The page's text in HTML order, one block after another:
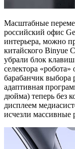
Масштабные
российский офис
интерьера, можно
китайского Binyue
убрали блок
селектора
барабанчик выбора
адаптивная
дюйма) теперь без
дисплеем
исчезли массивные